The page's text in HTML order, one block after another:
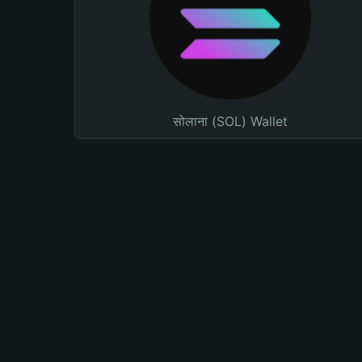
सोलाना (SOL) Wallet